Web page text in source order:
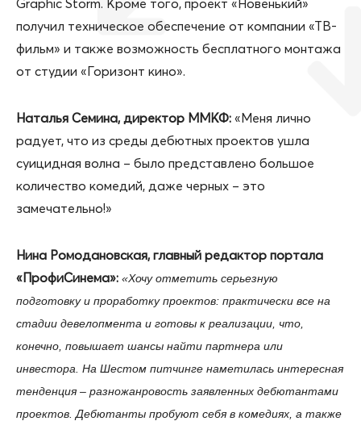
Graphic Storm. Кроме того, проект «Новенький»
получил техническое обеспечение от компании «ТВ-
фильм» и также возможность бесплатного монтажа
от студии «Горизонт кино».
Наталья Семина, директор ММКФ: «Меня лично
радует, что из среды дебютных проектов ушла
суицидная волна – было представлено большое
количество комедий, даже черных – это
замечательно!»
Нина Ромодановская, главный редактор портала
«ПрофиСинема»: «Хочу отметить серьезную
подготовку и проработку проектов: практически все на
стадии девелопмента и готовы к реализации, что,
конечно, повышает шансы найти партнера или
инвестора. На Шестом питчинге наметилась интересная
тенденция – разножанровость заявленных дебютантами
проектов. Дебютанты пробуют себя в комедиях, а также